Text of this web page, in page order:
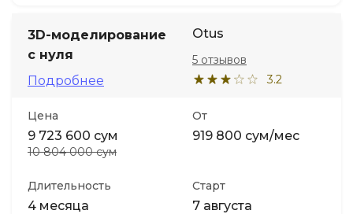
3D-моделирование
с нуля
Подробнее
Otus
3.2
5 отзывов
Цена
9 723 600 сум
10 804 000 сум
От
919 800 сум/мес
Длительность
4 месяца
Старт
7 августа